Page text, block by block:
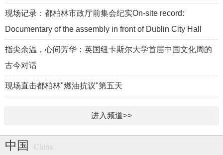
现场记录：都柏林市政厅前集会纪实On-site record:
Documentary of the assembly in front of Dublin City Hall
指尖余温，心间芳华：英国纽卡斯尔大学首届中国文化周的
古今对话
现场直击都柏林"燃油抗议"第五天
进入频道>>
中国 China